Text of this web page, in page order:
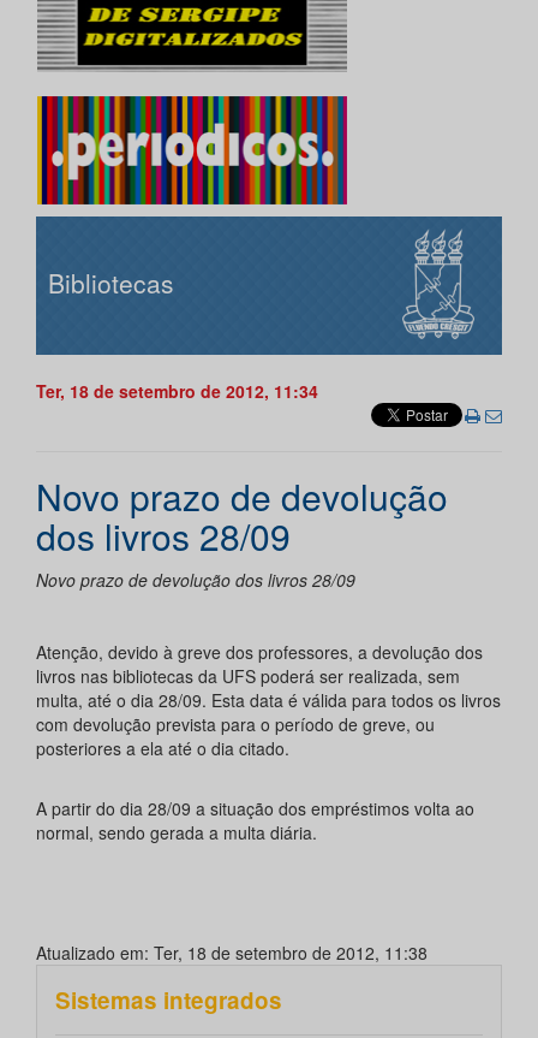
Bibliotecas
Ter, 18 de setembro de 2012, 11:34
Novo prazo de devolução
dos livros 28/09
Novo prazo de devolução dos livros 28/09
Atenção, devido à greve dos professores, a devolução dos
livros nas bibliotecas da UFS poderá ser realizada, sem
multa, até o dia 28/09. Esta data é válida para todos os livros
com devolução prevista para o período de greve, ou
posteriores a ela até o dia citado.
A partir do dia 28/09 a situação dos empréstimos volta ao
normal, sendo gerada a multa diária.
Atualizado em: Ter, 18 de setembro de 2012, 11:38
Sistemas integrados